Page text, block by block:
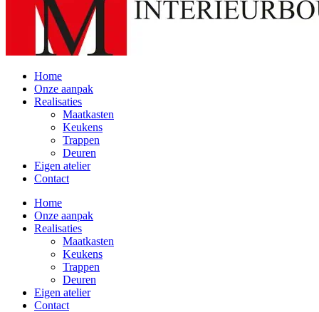
Home
Onze aanpak
Realisaties
Maatkasten
Keukens
Trappen
Deuren
Eigen atelier
Contact
Home
Onze aanpak
Realisaties
Maatkasten
Keukens
Trappen
Deuren
Eigen atelier
Contact